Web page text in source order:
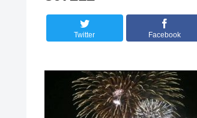
Twitter Facebook